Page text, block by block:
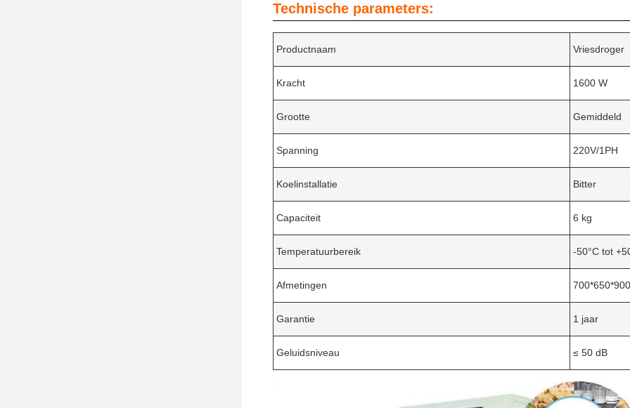
Technische parameters:
Productnaam Vriesdroger
Kracht 1600 W
Grootte Gemiddeld
Spanning 220V/1PH
Koelinstallatie Bitter
Capaciteit 6 kg
Temperatuurbereik -50°C tot
Afmetingen
Garantie 1 jaar
Geluidsniveau ≤ 50 dB